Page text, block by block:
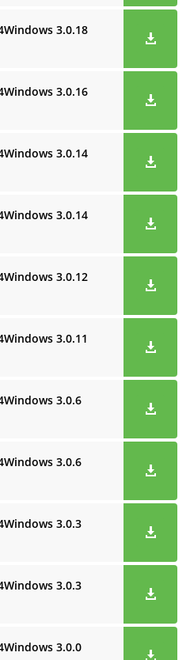
3.0.18
3.0.16
3.0.14
3.0.14
3.0.12
3.0.11
3.0.6
3.0.6
3.0.3
3.0.3
3.0.0